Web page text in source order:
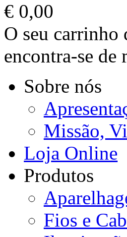
€ 0,00
O seu carrinho
encontra-se de
Sobre nós
Missão,
Loja Online
Produtos
Fios e